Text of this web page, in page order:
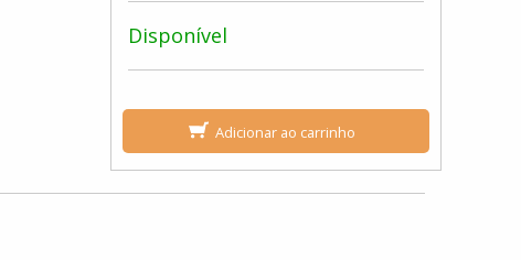
Disponível
Adicionar ao carrinho